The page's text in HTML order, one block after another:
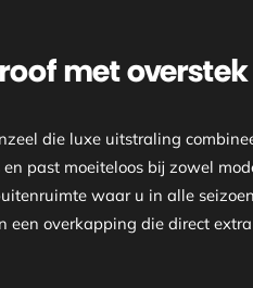
met
die luxe uitstraling
past moeiteloos bij zowel
waar u in alle
een overkapping die direct